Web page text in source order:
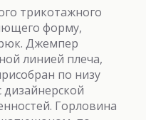
трикотажного
форму,
Джемпер
линией плеча,
по низу
Горловина